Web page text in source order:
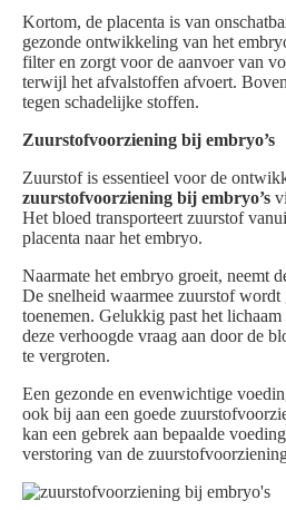
Kortom, de placenta is van
gezonde ontwikkeling van het
filter en zorgt voor de aanvoer van
terwijl het afvalstoffen afvoert.
tegen schadelijke stoffen.
Zuurstofvoorziening bij embryo’s
Zuurstof is essentieel voor de
zuurstofvoorziening bij embryo’s
Het bloed transporteert zuurstof
placenta naar het embryo.
Naarmate het embryo groeit, neemt
De snelheid waarmee zuurstof
toenemen. Gelukkig past het
deze verhoogde vraag aan door de
te vergroten.
Een gezonde en evenwichtige
ook bij aan een goede
kan een gebrek aan bepaalde
verstoring van de